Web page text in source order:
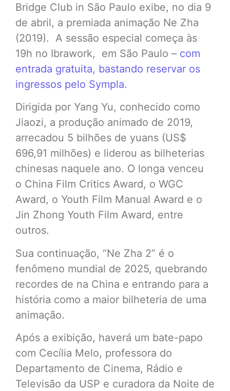
Bridge Club in São Paulo exibe, no dia 9
de abril, a premiada animação Ne Zha
(2019). A sessão especial começa às
19h no Ibrawork, em São Paulo – com
entrada gratuita, bastando reservar os
ingressos pelo Sympla.
Dirigida por Yang Yu, conhecido como
Jiaozi, a produção animado de 2019,
arrecadou 5 bilhões de yuans (US$
696,91 milhões) e liderou as bilheterias
chinesas naquele ano. O longa venceu
o China Film Critics Award, o WGC
Award, o Youth Film Manual Award e o
Jin Zhong Youth Film Award, entre
outros.
Sua continuação, “Ne Zha 2” é o
fenômeno mundial de 2025, quebrando
recordes de na China e entrando para a
história como a maior bilheteria de uma
animação.
Após a exibição, haverá um bate-papo
com Cecília Melo, professora do
Departamento de Cinema, Rádio e
Televisão da USP e curadora da Noite de